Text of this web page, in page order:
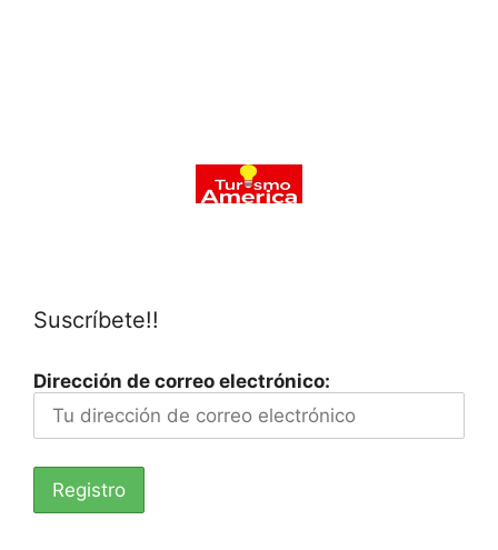
Suscríbete!!
Dirección de correo electrónico: